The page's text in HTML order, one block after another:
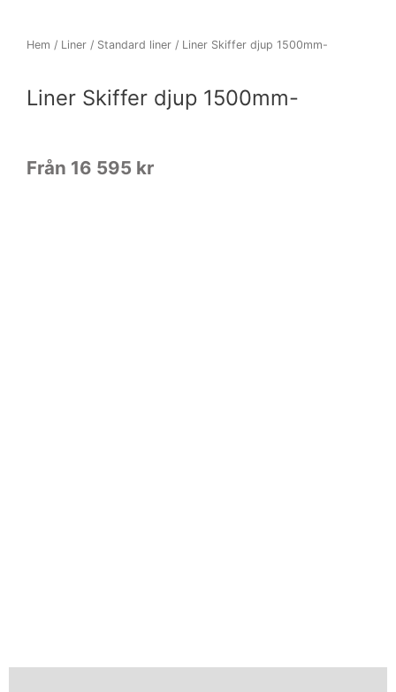
Hem / Liner / Standard liner / Liner Skiffer djup 1500mm-
Liner Skiffer djup 1500mm-
Från 16 595 kr